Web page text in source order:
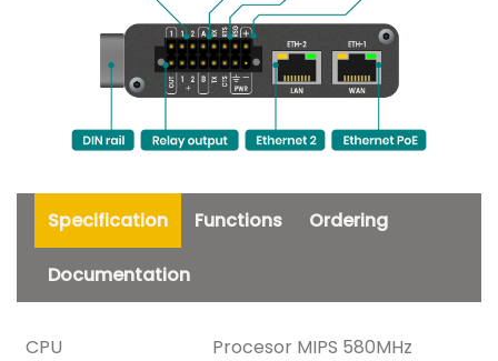
Specification Functions Ordering
Documentation
CPU
Procesor MIPS 580MHz